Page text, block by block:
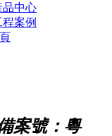
品中心
程案例
案號：粵